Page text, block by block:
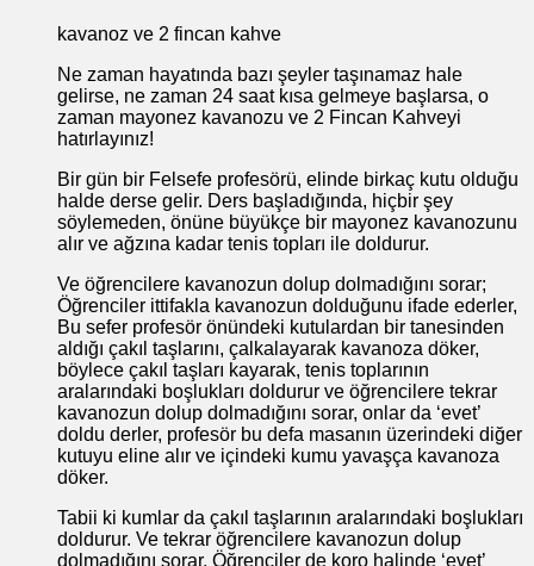
kavanoz ve 2 fincan kahve
Ne zaman hayatında bazı şeyler taşınamaz hale
gelirse, ne zaman 24 saat kısa gelmeye başlarsa, o
zaman mayonez kavanozu ve 2 Fincan Kahveyi
hatırlayınız!
Bir gün bir Felsefe profesörü, elinde birkaç kutu olduğu
halde derse gelir. Ders başladığında, hiçbir şey
söylemeden, önüne büyükçe bir mayonez kavanozunu
alır ve ağzına kadar tenis topları ile doldurur.
Ve öğrencilere kavanozun dolup dolmadığını sorar;
Öğrenciler ittifakla kavanozun dolduğunu ifade ederler,
Bu sefer profesör önündeki kutulardan bir tanesinden
aldığı çakıl taşlarını, çalkalayarak kavanoza döker,
böylece çakıl taşları kayarak, tenis toplarının
aralarındaki boşlukları doldurur ve öğrencilere tekrar
kavanozun dolup dolmadığını sorar, onlar da ‘evet’
doldu derler, profesör bu defa masanın üzerindeki diğer
kutuyu eline alır ve içindeki kumu yavaşça kavanoza
döker.
Tabii ki kumlar da çakıl taşlarının aralarındaki boşlukları
doldurur. Ve tekrar öğrencilere kavanozun dolup
dolmadığını sorar, Öğrenciler de koro halinde ‘evet’